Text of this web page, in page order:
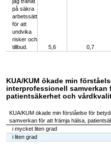
på säkra
arbetssätt
för att
undvika
risker och
tillbud.
5,6 0,7
KUA/KUM ökade min
interprofessionell samverkan
patientsäkerhet och
KUA/KUM ökade min förståelse för
samverkan för att främja hälsa,
i mycket liten grad
i liten grad